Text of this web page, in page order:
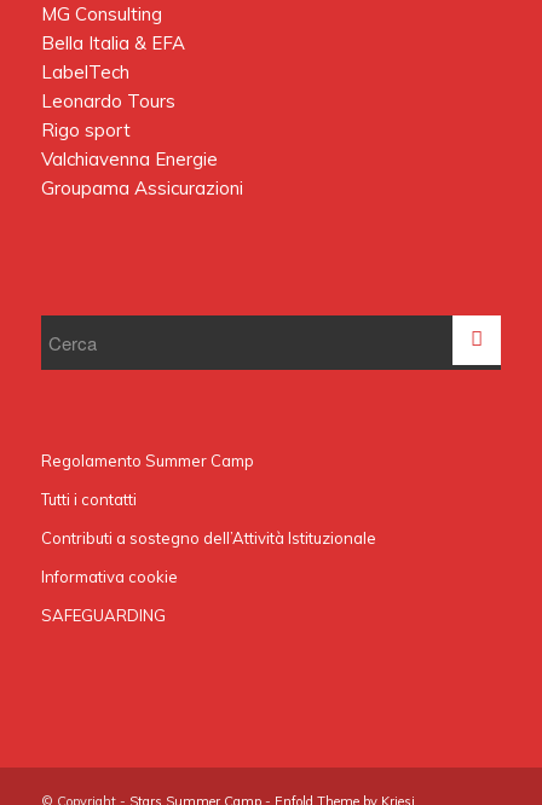
MG Consulting
Bella Italia & EFA
LabelTech
Leonardo Tours
Rigo sport
Valchiavenna Energie
Groupama Assicurazioni
Regolamento Summer Camp
Tutti i contatti
Contributi a sostegno dell’Attività Istituzionale
Informativa cookie
SAFEGUARDING
© Copyright - Stars Summer Camp- Enfold Theme by Kriesi